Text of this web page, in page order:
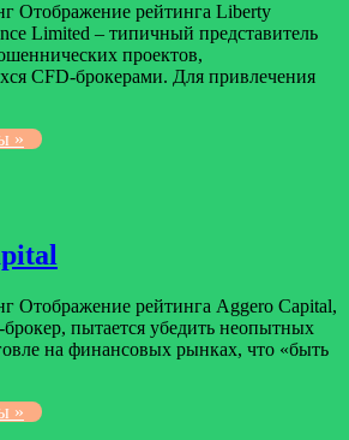
Отображение рейтинга Liberty
Limited – типичный представитель
проектов,
CFD-брокерами. Для привлечения
»
Отображение рейтинга Aggero Capital,
пытается убедить неопытных
на финансовых рынках, что «быть
»